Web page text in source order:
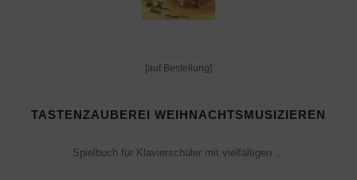
[auf Bestellung]
TASTENZAUBEREI WEIHNACHTSMUSIZIEREN
Spielbuch für Klavierschüler mit vielfältigen ...